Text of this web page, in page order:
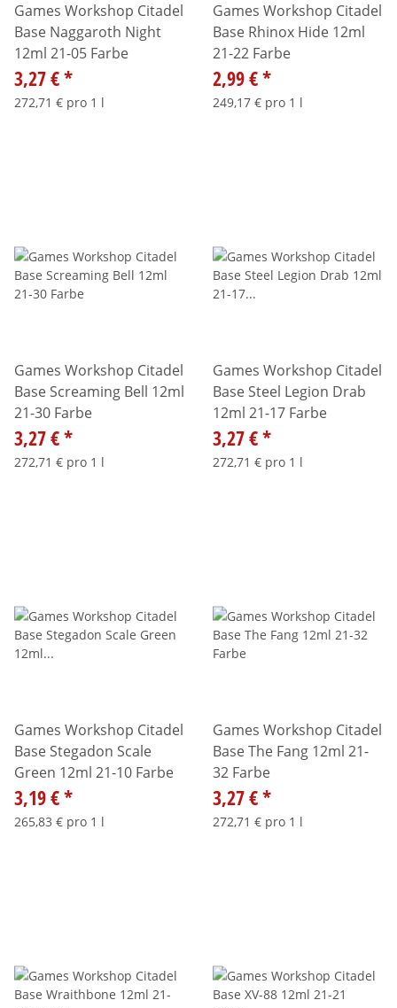
Games Workshop Citadel
Base Naggaroth Night
12ml 21-05 Farbe
3,27 €*
272,71 € pro 1 l
Games Workshop Citadel
Base Rhinox Hide 12ml
21-22 Farbe
2,99 €*
249,17 € pro 1 l
Games Workshop Citadel
Base Screaming Bell 12ml
21-30 Farbe
3,27 €*
272,71 € pro 1 l
Games Workshop Citadel
Base Steel Legion Drab
12ml 21-17 Farbe
3,27 €*
272,71 € pro 1 l
Games Workshop Citadel
Base Stegadon Scale
Green 12ml 21-10 Farbe
3,19 €*
265,83 € pro 1 l
Games Workshop Citadel
Base The Fang 12ml 21-
32 Farbe
3,27 €*
272,71 € pro 1 l